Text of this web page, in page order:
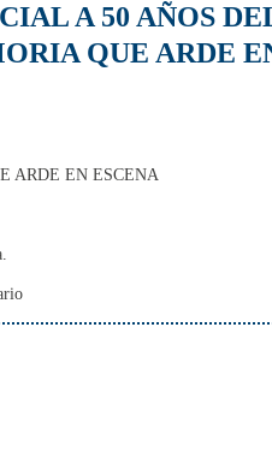
A 50 AÑOS
QUE ARDE
ARDE EN ESCENA